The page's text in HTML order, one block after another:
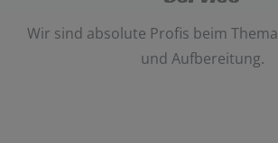
Wir sind absolute Profis beim Thema
und Aufbereitung.